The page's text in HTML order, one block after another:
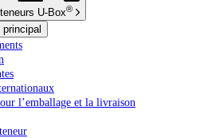
U-Box®
principal
l’emballage et la livraison